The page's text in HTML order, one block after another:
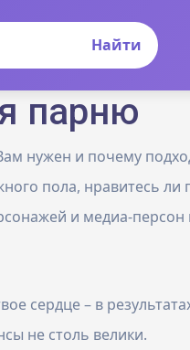
Найти
парню
нужен и почему
пола, нравитесь
и медиа-персон
сердце – в
не столь велики.